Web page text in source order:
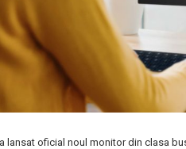
lansat oficial noul monitor din clasa